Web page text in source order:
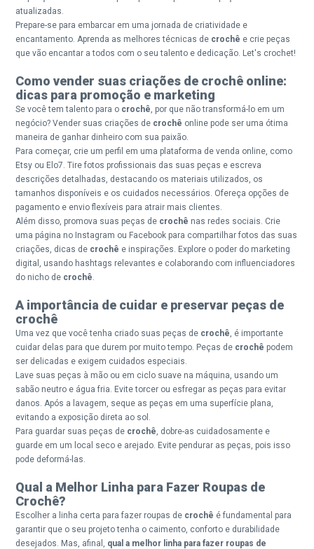
atualizadas.
Prepare-se para embarcar em uma jornada de criatividade e
encantamento. Aprenda as melhores técnicas de crochê e crie peças
que vão encantar a todos com o seu talento e dedicação. Let's crochet!
Como vender suas criações de crochê online:
dicas para promoção e marketing
Se você tem talento para o crochê, por que não transformá-lo em um
negócio? Vender suas criações de crochê online pode ser uma ótima
maneira de ganhar dinheiro com sua paixão.
Para começar, crie um perfil em uma plataforma de venda online, como
Etsy ou Elo7. Tire fotos profissionais das suas peças e escreva
descrições detalhadas, destacando os materiais utilizados, os
tamanhos disponíveis e os cuidados necessários. Ofereça opções de
pagamento e envio flexíveis para atrair mais clientes.
Além disso, promova suas peças de crochê nas redes sociais. Crie
uma página no Instagram ou Facebook para compartilhar fotos das suas
criações, dicas de crochê e inspirações. Explore o poder do marketing
digital, usando hashtags relevantes e colaborando com influenciadores
do nicho de crochê.
A importância de cuidar e preservar peças de
crochê
Uma vez que você tenha criado suas peças de crochê, é importante
cuidar delas para que durem por muito tempo. Peças de crochê podem
ser delicadas e exigem cuidados especiais.
Lave suas peças à mão ou em ciclo suave na máquina, usando um
sabão neutro e água fria. Evite torcer ou esfregar as peças para evitar
danos. Após a lavagem, seque as peças em uma superfície plana,
evitando a exposição direta ao sol.
Para guardar suas peças de crochê, dobre-as cuidadosamente e
guarde em um local seco e arejado. Evite pendurar as peças, pois isso
pode deformá-las.
Qual a Melhor Linha para Fazer Roupas de
Crochê?
Escolher a linha certa para fazer roupas de crochê é fundamental para
garantir que o seu projeto tenha o caimento, conforto e durabilidade
desejados. Mas, afinal, qual a melhor linha para fazer roupas de